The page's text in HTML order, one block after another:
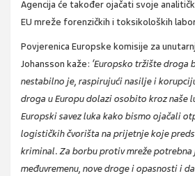
Agencija će također ojačati svoje
EU mreže forenzičkih i toksikoloških
Povjerenica Europske komisije za
Johansson kaže: ‘Europsko tržište droga
nestabilno je, raspirujući nasilje i
droga u Europu dolazi osobito kroz naše
Europski savez luka kako bismo ojačali
logističkih čvorišta na prijetnje koje
kriminal. Za borbu protiv mreže potrebna
međuvremenu, nove droge i opasnosti i